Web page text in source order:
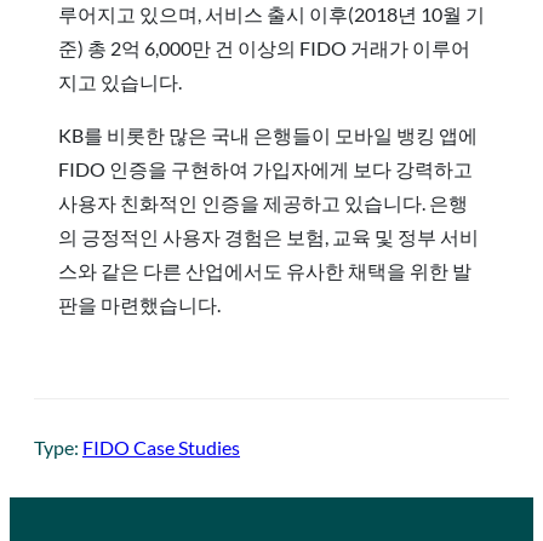
루어지고 있으며, 서비스 출시 이후(2018년 10월 기
준) 총 2억 6,000만 건 이상의 FIDO 거래가 이루어
지고 있습니다.
KB를 비롯한 많은 국내 은행들이 모바일 뱅킹 앱에
FIDO 인증을 구현하여 가입자에게 보다 강력하고
사용자 친화적인 인증을 제공하고 있습니다. 은행
의 긍정적인 사용자 경험은 보험, 교육 및 정부 서비
스와 같은 다른 산업에서도 유사한 채택을 위한 발
판을 마련했습니다.
Type: FIDO Case Studies